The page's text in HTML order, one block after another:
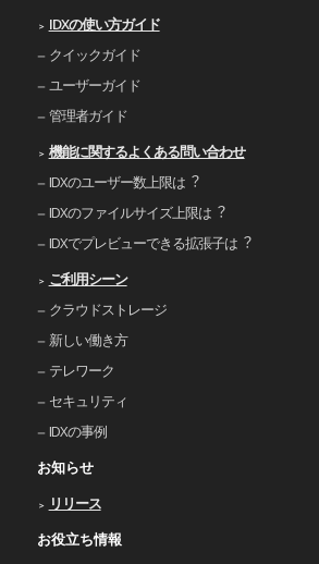
IDXの使い⽅ガイド
クイックガイド
ユーザーガイド
管理者ガイド
機能に関するよくある問い合わせ
IDXのユーザー数上限は︖
IDXのファイルサイズ上限は︖
IDXでプレビューできる拡張⼦は︖
ご利⽤シーン
クラウドストレージ
新しい働き⽅
テレワーク
セキュリティ
IDXの事例
お知らせ
リリース
お役立ち情報